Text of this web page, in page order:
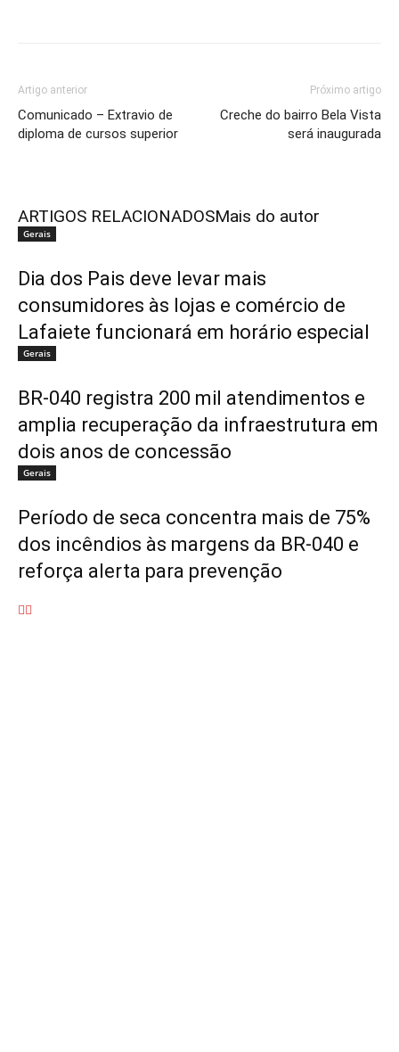
Artigo anterior
Comunicado – Extravio de
diploma de cursos superior
Próximo artigo
Creche do bairro Bela Vista
será inaugurada
ARTIGOS RELACIONADOSMais do autor
Gerais
Dia dos Pais deve levar mais
consumidores às lojas e comércio de
Lafaiete funcionará em horário especial
Gerais
BR-040 registra 200 mil atendimentos e
amplia recuperação da infraestrutura em
dois anos de concessão
Gerais
Período de seca concentra mais de 75%
dos incêndios às margens da BR-040 e
reforça alerta para prevenção